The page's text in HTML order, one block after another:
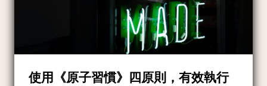
使用《原子習慣》四原則，有效執行